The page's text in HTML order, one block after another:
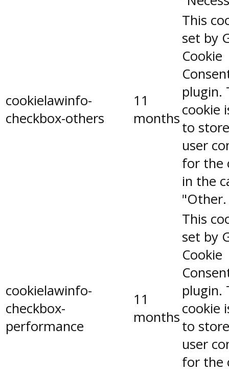
cookielawinfo-
checkbox-others
11
months
This
set by
Cookie
plugin.
cookie
to
user
for the
in the
"Other.
cookielawinfo-
checkbox-
performance
11
months
This
set by
Cookie
plugin.
cookie
to
user
for the